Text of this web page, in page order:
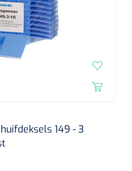
149 - 3